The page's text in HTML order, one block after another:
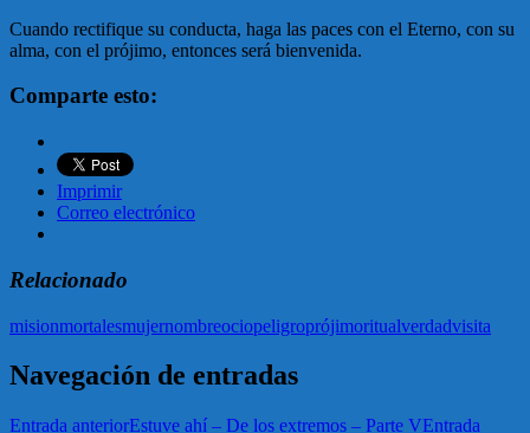
Cuando rectifique su conducta, haga las paces con el Eterno, con su
alma, con el prójimo, entonces será bienvenida.
Comparte esto:
Imprimir
Correo electrónico
Relacionado
misionmortalesmujernombreociopeligroprójimoritualverdadvisita
Navegación de entradas
Entrada anteriorEstuve ahí – De los extremos – Parte VEntrada